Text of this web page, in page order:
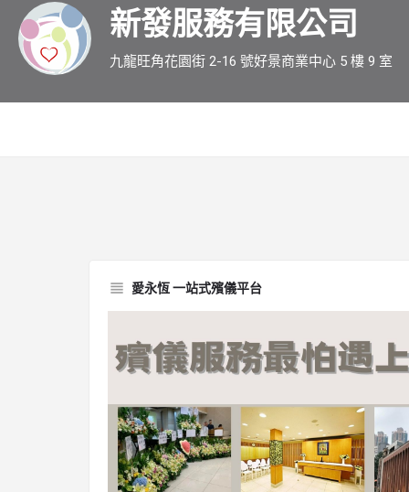
新發服務有限公司
九龍旺角花園街 2-16 號好景商業中心 5 樓 9 室
愛永恆 一站式殯儀平台